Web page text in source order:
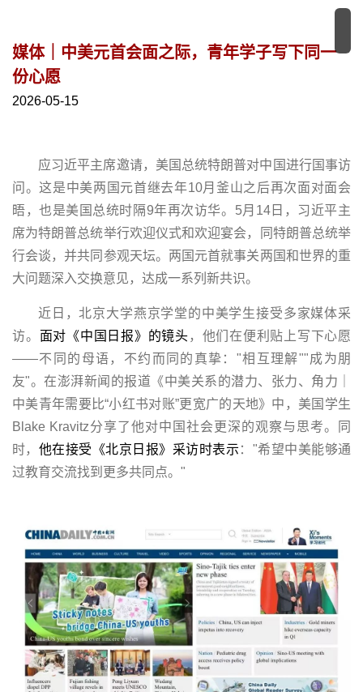
媒体｜中美元首会面之际，青年学子写下同一
份心愿
2026-05-15
应习近平主席邀请，美国总统特朗普对中国进行国事访
问。这是中美两国元首继去年10月釜山之后再次面对面会
晤，也是美国总统时隔9年再次访华。5月14日，习近平主
席为特朗普总统举行欢迎仪式和欢迎宴会，同特朗普总统举
行会谈，并共同参观天坛。两国元首就事关两国和世界的重
大问题深入交换意见，达成一系列新共识。
近日，北京大学燕京学堂的中美学生接受多家媒体采
访。 面对《中国日报》的镜头 ，他们在便利贴上写下心愿
——不同的母语，不约而同的真挚："相互理解""成为朋
友"。在澎湃新闻的报道《中美关系的潜力、张力、角力｜
中美青年需要比“小红书对账”更宽广的天地》中，美国学生
Blake Kravitz分享了他对中国社会更深的观察与思考。同
时， 他在接受《北京日报》采访时表示 ："希望中美能够通
过教育交流找到更多共同点。"